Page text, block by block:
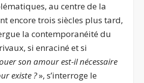
au centre de la
encore trois siècles plus tard,
la contemporanéité du
si enraciné et si
son amour est-il nécessaire
existe ?», s’interroge le